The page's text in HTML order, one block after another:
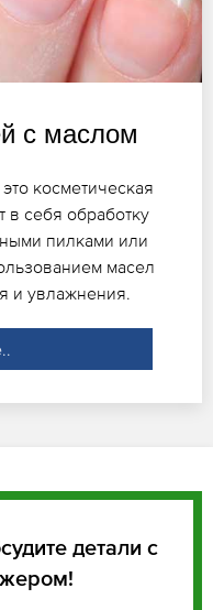
с маслом
косметическая
в себя обработку
пилками или
масел
и увлажнения.
детали с